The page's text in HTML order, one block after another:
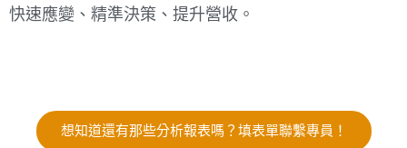
快速應變、精準決策、提升營收。
想知道還有那些分析報表嗎？填表單聯繫專員！